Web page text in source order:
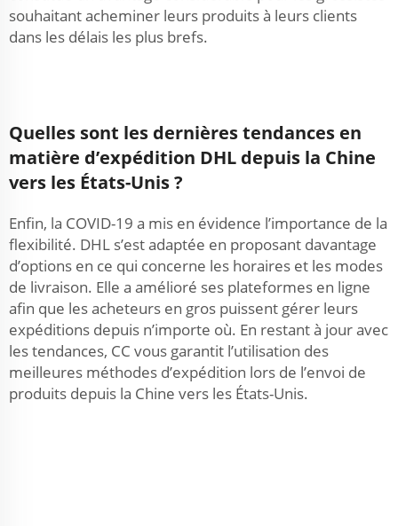
souhaitant acheminer leurs produits à leurs clients
dans les délais les plus brefs.
Quelles sont les dernières tendances en
matière d’expédition DHL depuis la Chine
vers les États-Unis ?
Enfin, la COVID-19 a mis en évidence l’importance de la
flexibilité. DHL s’est adaptée en proposant davantage
d’options en ce qui concerne les horaires et les modes
de livraison. Elle a amélioré ses plateformes en ligne
afin que les acheteurs en gros puissent gérer leurs
expéditions depuis n’importe où. En restant à jour avec
les tendances, CC vous garantit l’utilisation des
meilleures méthodes d’expédition lors de l’envoi de
produits depuis la Chine vers les États-Unis.